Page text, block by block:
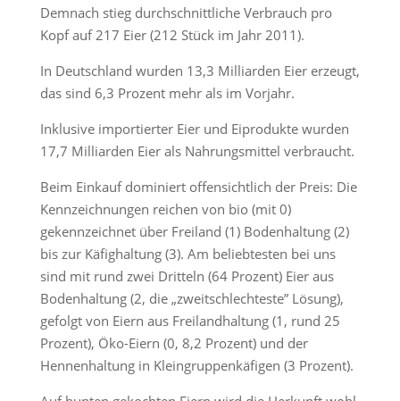
Demnach stieg durchschnittliche Verbrauch pro
Kopf auf 217 Eier (212 Stück im Jahr 2011).
In Deutschland wurden 13,3 Milliarden Eier erzeugt,
das sind 6,3 Prozent mehr als im Vorjahr.
Inklusive importierter Eier und Eiprodukte wurden
17,7 Milliarden Eier als Nahrungsmittel verbraucht.
Beim Einkauf dominiert offensichtlich der Preis: Die
Kennzeichnungen reichen von bio (mit 0)
gekennzeichnet über Freiland (1) Bodenhaltung (2)
bis zur Käfighaltung (3). Am beliebtesten bei uns
sind mit rund zwei Dritteln (64 Prozent) Eier aus
Bodenhaltung (2, die „zweitschlechteste” Lösung),
gefolgt von Eiern aus Freilandhaltung (1, rund 25
Prozent), Öko-Eiern (0, 8,2 Prozent) und der
Hennenhaltung in Kleingruppenkäfigen (3 Prozent).